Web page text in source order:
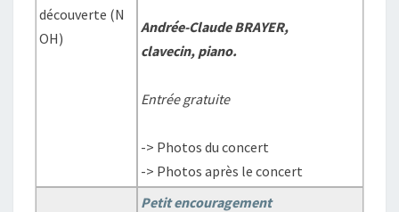
découverte (N
OH)
Andrée-Claude BRAYER,
clavecin, piano.
Entrée gratuite
-> Photos du concert
-> Photos après le concert
Petit encouragement